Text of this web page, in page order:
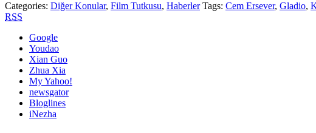
Categories: Diğer Konular, Film Tutkusu, Haberler Tags: Cem Ersever, Gladio,
RSS
Google
Youdao
Xian Guo
Zhua Xia
My Yahoo!
newsgator
Bloglines
iNezha